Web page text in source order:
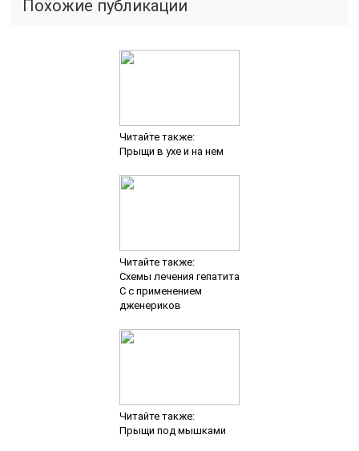
С с применением
дженериков
Читайте также:
Прыщи под мышками
Читайте также:
Как лечить артроз рук в
домашних условиях